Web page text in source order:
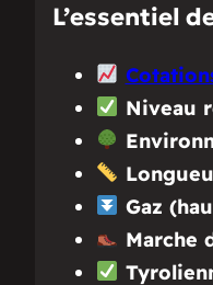
L’essentiel
Niveau
Gaz
Marche